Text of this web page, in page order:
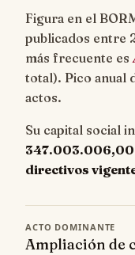
Figura en el
publicados entre
más frecuente es
total). Pico anual
actos.
Su capital social
directivos
ACTO DOMINANTE
Ampliación de